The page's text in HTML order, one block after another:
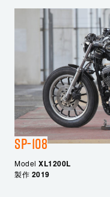
SP-108
Model XL1200L
製作 2019